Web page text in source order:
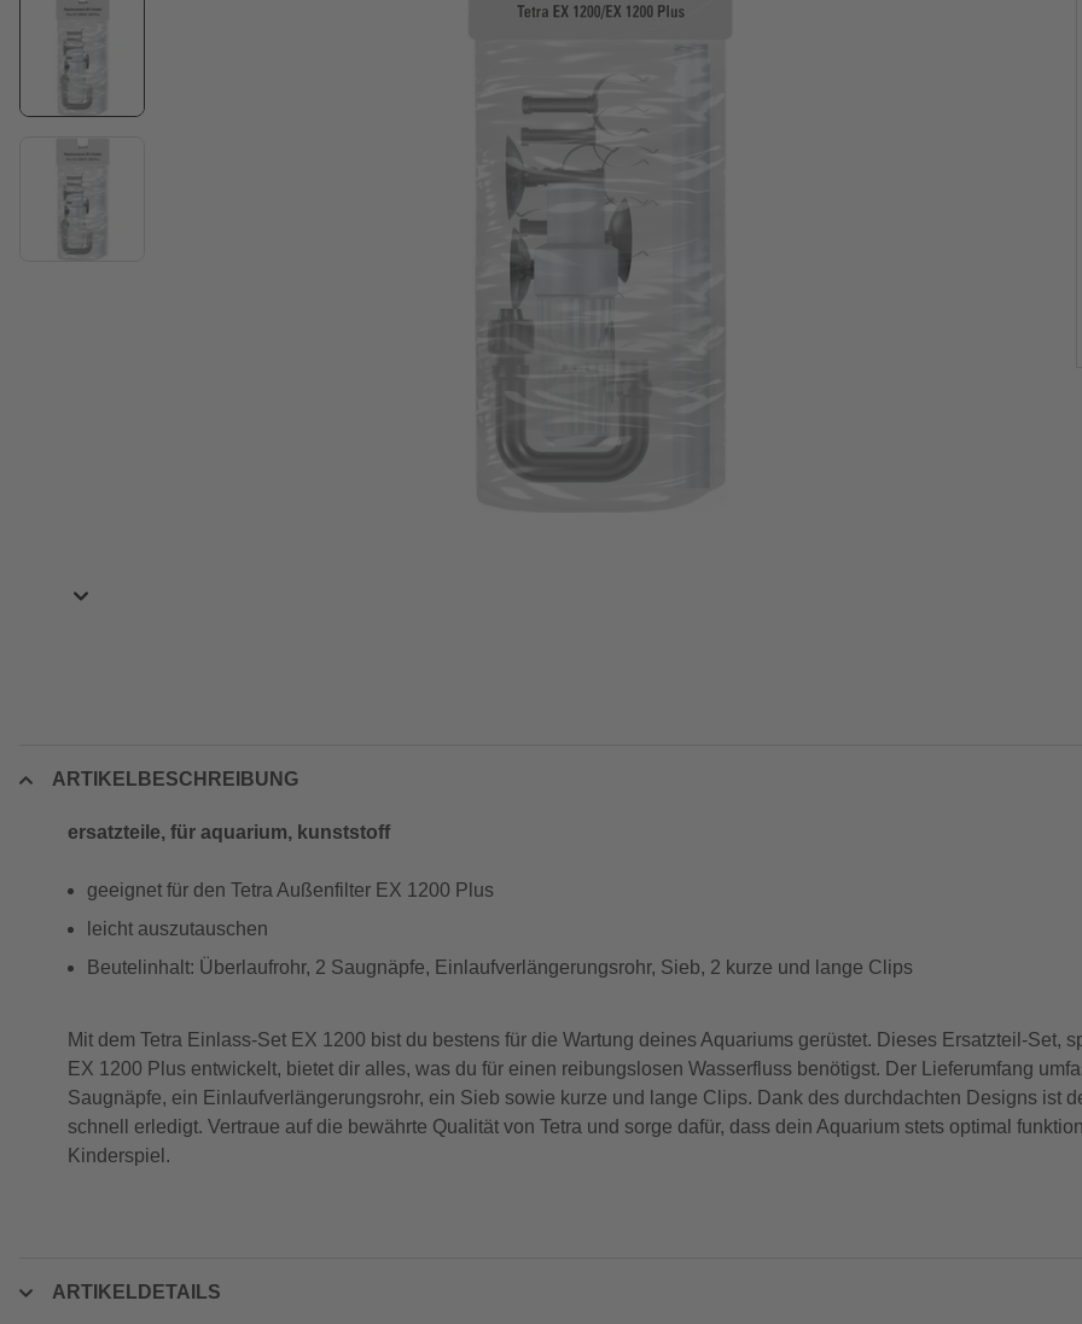
ARTIKELBESCHREIBUNG
ersatzteile, für aquarium, kunststoff
geeignet für den Tetra Außenfilter EX 1200 Plus
leicht auszutauschen
Beutelinhalt: Überlaufrohr, 2 Saugnäpfe, Einlaufverlängerungsrohr, Sieb, 2 kurze und lange Clips
Mit dem Tetra Einlass-Set EX 1200 bist du bestens für die Wartung deines Aquariums gerüstet. Dieses Ersatzteil-Set,
EX 1200 Plus entwickelt, bietet dir alles, was du für einen reibungslosen Wasserfluss benötigst. Der Lieferumfang
Saugnäpfe, ein Einlaufverlängerungsrohr, ein Sieb sowie kurze und lange Clips. Dank des durchdachten Designs ist
schnell erledigt. Vertraue auf die bewährte Qualität von Tetra und sorge dafür, dass dein Aquarium stets optimal
Kinderspiel.
ARTIKELDETAILS